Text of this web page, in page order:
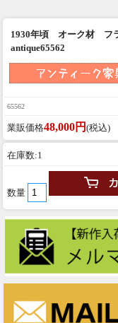
1930年頃 オーク材 フ
antique65562
65562
業販価格48,000円 (税込)
在庫数:1
数量